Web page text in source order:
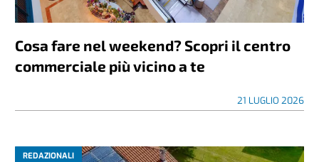
Cosa fare nel weekend? Scopri il centro
commerciale più vicino a te
21 LUGLIO 2026
REDAZIONALI